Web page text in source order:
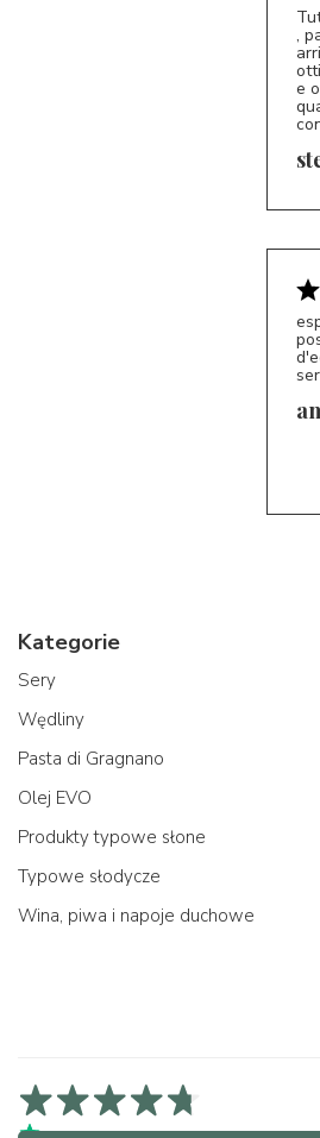
S*
,
e
Kategorie
Sery
Wędliny
Pasta di Gragnano
Olej EVO
Produkty typowe słone
Typowe słodycze
Wina, piwa i napoje duchowe